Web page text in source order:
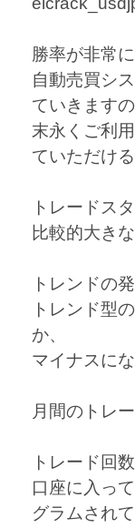
勝率が非常
自動売買シ
ていきますの
末永くご利
ていただけ
トレードス
比較的大き
トレンドの
トレンド型
か、
マイナスに
月間のトレ
トレード回
口座に入っ
グラムされ